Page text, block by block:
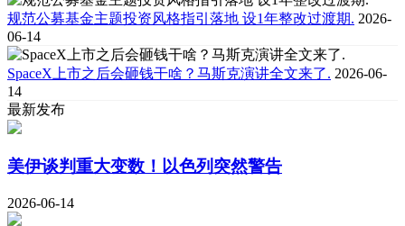
规范公募基金主题投资风格指引落地 设1年整改过渡期. 2026-
06-14
SpaceX上市之后会砸钱干啥？马斯克演讲全文来了. 2026-06-
14
最新发布
美伊谈判重大变数！以色列突然警告
2026-06-14